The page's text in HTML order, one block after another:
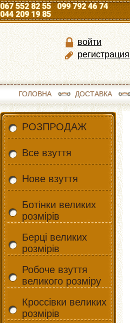
067 552 82 55 099 792 46 74
044 209 19 85
войти
регистрация
ГОЛОВНА ДОСТАВКА
РОЗПРОДАЖ
Все взуття
Нове взуття
Ботінки великих
розмірів
Берці великих
розмірів
Робоче взуття
великого розміру
Кроссівки великих
розмірів